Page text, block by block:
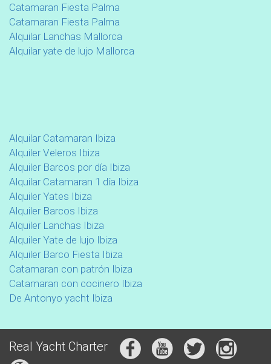
Catamaran Fiesta Palma
Catamaran Fiesta Palma
Alquilar Lanchas Mallorca
Alquilar yate de lujo Mallorca
Alquilar Catamaran Ibiza
Alquiler Veleros Ibiza
Alquiler Barcos por día Ibiza
Alquilar Catamaran 1 día Ibiza
Alquiler Yates Ibiza
Alquiler Barcos Ibiza
Alquiler Lanchas Ibiza
Alquiler Yate de lujo Ibiza
Alquiler Barco Fiesta Ibiza
Catamaran con patrón Ibiza
Catamaran con cocinero Ibiza
De Antonyo yacht Ibiza
Real Yacht Charter